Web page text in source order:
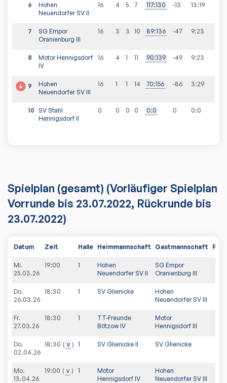
6
Hohen
Neuendorfer SV II
16 4 5 7 117:130 -13 13:19
7
SG Empor
Oranienburg III
16 3 3 10 89:136 -47 9:23
8
Motor Hennigsdorf
IV
16 4 1 11 90:139 -49 9:23
9
Hohen
Neuendorfer SV III
16 1 1 14 70:156 -86 3:29
10
SV Stahl
Hennigsdorf II
0 0 0 0 0:0 0 0:0
Spielplan (gesamt) (Vorläufiger Spielplan
Vorrunde bis 23.07.2022, Rückrunde bis
23.07.2022)
Datum Zeit Halle Heimmannschaft Gastmannschaft PDF
Mi.
25.03.26
19:00 1
Hohen
Neuendorfer SV II
SG Empor
Oranienburg III
Do.
26.03.26
18:30 1 SV Glienicke
Hohen
Neuendorfer SV III
Fr.
27.03.26
18:30 1
TT-Freunde
Bötzow IV
Motor
Hennigsdorf III
Do.
02.04.26
18:30 v 1 SV Glienicke II SV Glienicke
Mo.
13.04.26
19:00 v 1
Motor
Hennigsdorf IV
Hohen
Neuendorfer SV III